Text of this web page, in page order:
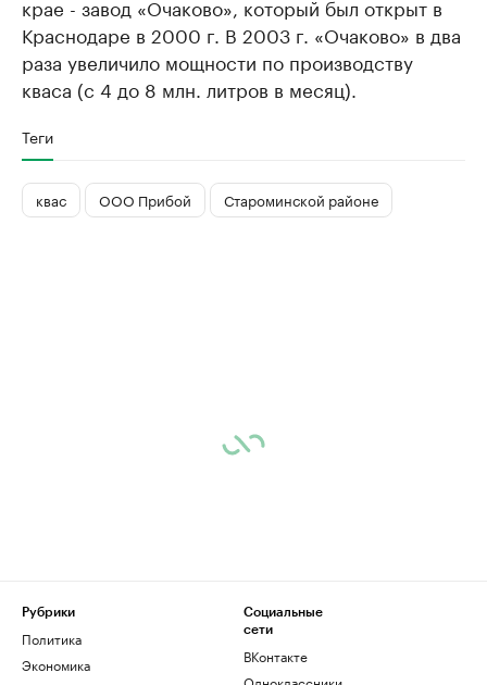
крае - завод «Очаково», который был открыт в
Краснодаре в 2000 г. В 2003 г. «Очаково» в два
раза увеличило мощности по производству
кваса (с 4 до 8 млн. литров в месяц).
Теги
квас ООО Прибой Староминской районе
Рубрики
Политика
Экономика
Социальные
сети
ВКонтакте